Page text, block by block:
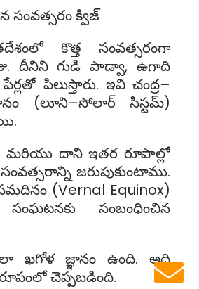
క్విజ్
కొత్త సంవత్సరంగా
దీనిని గుడి పాడ్వా, ఉగాది
పిలుస్తారు. ఇవి చంద్ర–
(లూని–సోలార్ సిస్టమ్)
దాని ఇతర రూపాల్లో
జరుపుకుంటాము.
(Vernal Equinox)
సంబంధించిన
ఖగోళ జ్ఞానం ఉంది. అది
చెప్పబడింది.